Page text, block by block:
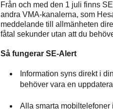
Från och med den 1 juli finns
andra VMA-kanalerna, som
meddelande till allmänheten
fåtal sekunder utan att du
Så fungerar SE-Alert
Information syns direkt i
behöver vara en
Alla smarta mobiltelefoner